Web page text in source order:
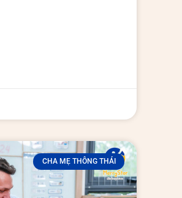
CHA MẸ THÔNG THÁI